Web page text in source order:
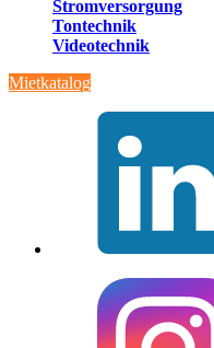
Stromversorgung
Tontechnik
Videotechnik
Mietkatalog